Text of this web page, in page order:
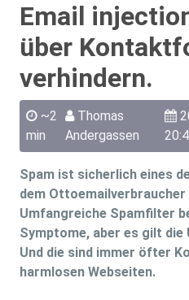
Email
über
verhindern.
~2
min
Thomas
Andergassen
Spam ist sicherlich eines
dem
Umfangreiche Spamfilter
Symptome, aber es gilt die
Und die sind immer öfter
harmlosen Webseiten.